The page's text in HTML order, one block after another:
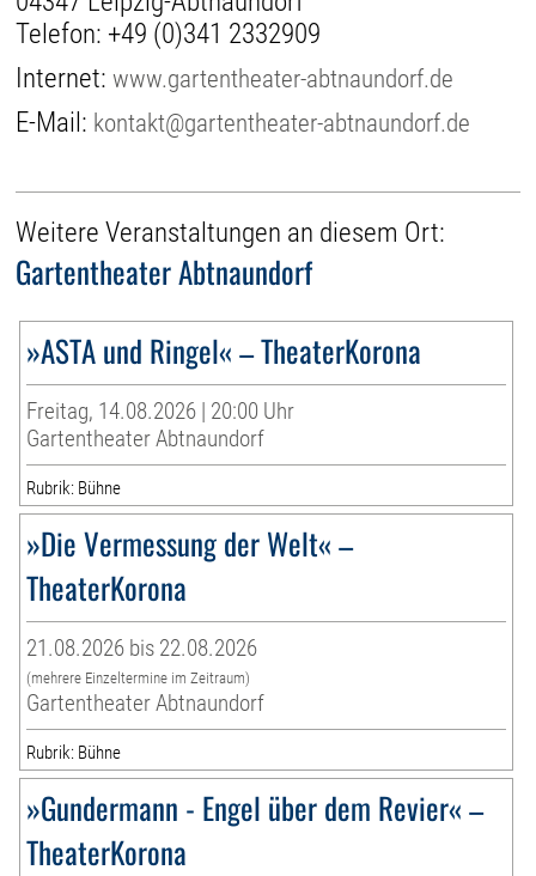
Telefon: +49 (0)341 2332909
Internet:www.gartentheater-abtnaundorf.de
E-Mail: kontakt@gartentheater-abtnaundorf.de
Weitere Veranstaltungen an diesem Ort:
Gartentheater Abtnaundorf
»ASTA und Ringel« – TheaterKorona
Freitag, 14.08.2026 | 20:00 Uhr
Gartentheater Abtnaundorf
Rubrik: Bühne
»Die Vermessung der Welt« –
TheaterKorona
21.08.2026 bis 22.08.2026
(mehrere Einzeltermine im Zeitraum)
Gartentheater Abtnaundorf
Rubrik: Bühne
»Gundermann - Engel über dem Revier« –
TheaterKorona